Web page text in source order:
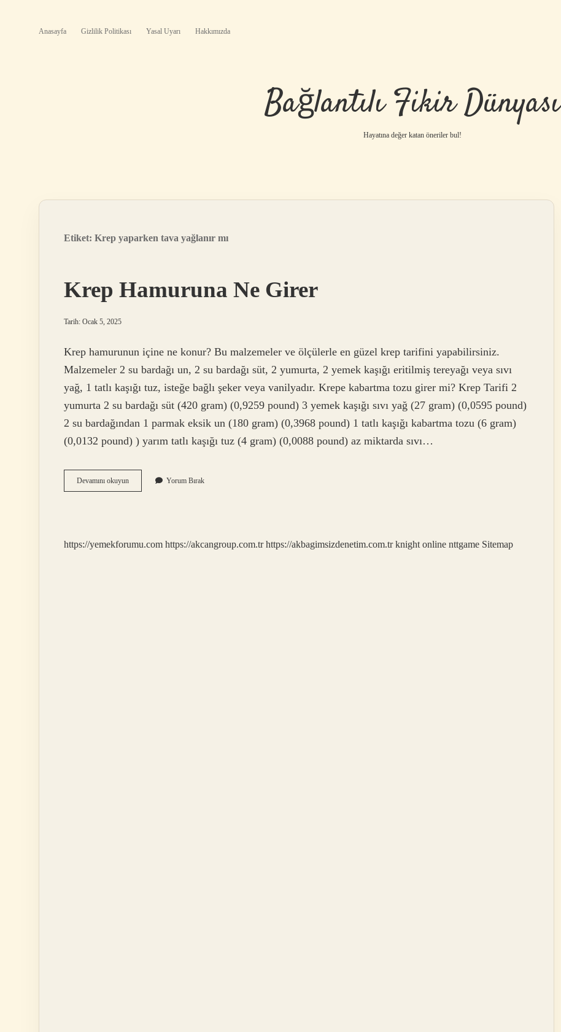
Anasayfa Gizlilik Politikası Yasal Uyarı Hakkımızda
Bağlantılı Fikir Dünyası
Hayatına değer katan öneriler bul!
Etiket: Krep yaparken tava yağlanır mı
Krep Hamuruna Ne Girer
Tarih: Ocak 5, 2025
Krep hamurunun içine ne konur? Bu malzemeler ve ölçülerle en güzel krep tarifini yapabilirsiniz.
Malzemeler 2 su bardağı un, 2 su bardağı süt, 2 yumurta, 2 yemek kaşığı eritilmiş tereyağı veya sıvı
yağ, 1 tatlı kaşığı tuz, isteğe bağlı şeker veya vanilyadır. Krepe kabartma tozu girer mi? Krep Tarifi 2
yumurta 2 su bardağı süt (420 gram) (0,9259 pound) 3 yemek kaşığı sıvı yağ (27 gram) (0,0595 pound)
2 su bardağından 1 parmak eksik un (180 gram) (0,3968 pound) 1 tatlı kaşığı kabartma tozu (6 gram)
(0,0132 pound) ) yarım tatlı kaşığı tuz (4 gram) (0,0088 pound) az miktarda sıvı…
Devamını okuyunKrep
Hamuruna
Yorum Bırak
https://yemekforumu.com https://akcangroup.com.tr https://akbagimsizdenetim.com.tr knight online nttgame Sitemap